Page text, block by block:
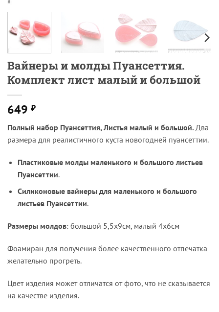
Вайнеры и молды Пуансеттия.
Комплект лист малый и большой
649 ₽
Полный набор Пуансеттия, Листья малый и большой. Два
размера для реалистичного куста новогодней пуансеттии.
Пластиковые молды маленького и большого листьев
Пуансеттии.
Силиконовые вайнеры для маленького и большого
листьев Пуансеттии.
Размеры молдов: большой 5,5х9см, малый 4х6см
Фоамиран для получения более качественного отпечатка
желательно прогреть.
Цвет изделия может отличатся от фото, что не сказывается
на качестве изделия.